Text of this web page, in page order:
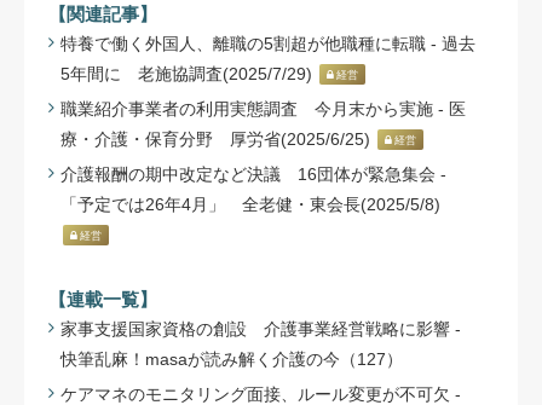
【関連記事】
特養で働く外国人、離職の5割超が他職種に転職 - 過去
5年間に 老施協調査(2025/7/29)
経営
職業紹介事業者の利用実態調査 今月末から実施 - 医
療・介護・保育分野 厚労省(2025/6/25)
経営
介護報酬の期中改定など決議 16団体が緊急集会 -
「予定では26年4月」 全老健・東会長(2025/5/8)
経営
【連載一覧】
家事支援国家資格の創設 介護事業経営戦略に影響 -
快筆乱麻！masaが読み解く介護の今（127）
ケアマネのモニタリング面接、ルール変更が不可欠 -